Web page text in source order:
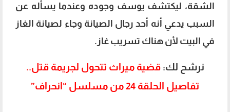
الشقة، ليكتشف يوسف وجوده وعندما يسأله عن
السبب يدعي أنه أحد رجال الصيانة وجاء لصيانة الغاز
في البيت لأن هناك تسريب غاز.
نرشح لك:قضية ميراث تتحول لجريمة قتل..
تفاصيل الحلقة 24 من مسلسل “انحراف”